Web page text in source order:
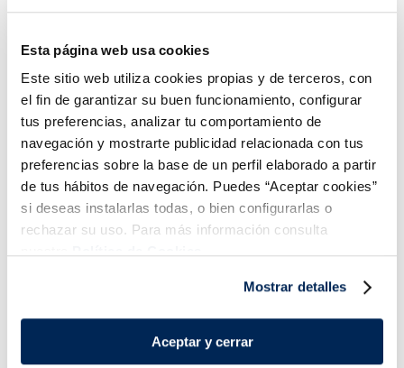
Esta página web usa cookies
Este sitio web utiliza cookies propias y de terceros, con
el fin de garantizar su buen funcionamiento, configurar
tus preferencias, analizar tu comportamiento de
navegación y mostrarte publicidad relacionada con tus
preferencias sobre la base de un perfil elaborado a partir
de tus hábitos de navegación. Puedes “Aceptar cookies”
si deseas instalarlas todas, o bien configurarlas o
rechazar su uso. Para más información consulta
Mostrar detalles
Aceptar y cerrar
Combina-ho i fes un menú de 10!